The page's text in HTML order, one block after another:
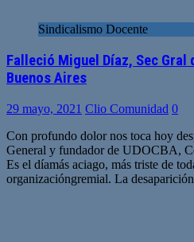
Sindicalismo Docente
Falleció Miguel Díaz, Sec Gral
Buenos Aires
29 mayo, 2021 Clio Comunidad 0
Con profundo dolor nos toca hoy
General y fundador de UDOCBA,
Es el díamás aciago, más triste de
organizacióngremial. La